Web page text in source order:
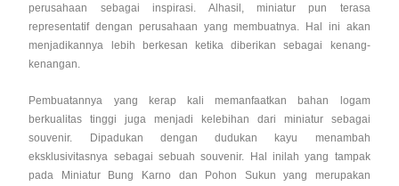
perusahaan sebagai inspirasi. Alhasil, miniatur pun terasa
representatif dengan perusahaan yang membuatnya. Hal ini akan
menjadikannya lebih berkesan ketika diberikan sebagai kenang-
kenangan.
Pembuatannya yang kerap kali memanfaatkan bahan logam
berkualitas tinggi juga menjadi kelebihan dari miniatur sebagai
souvenir. Dipadukan dengan dudukan kayu menambah
eksklusivitasnya sebagai sebuah souvenir. Hal inilah yang tampak
pada Miniatur Bung Karno dan Pohon Sukun yang merupakan